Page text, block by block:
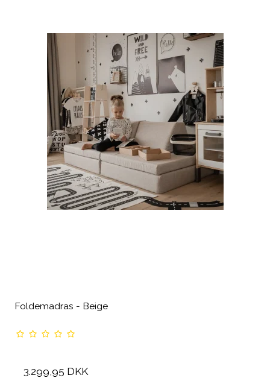
Foldemadras - Beige
3.299,95 DKK